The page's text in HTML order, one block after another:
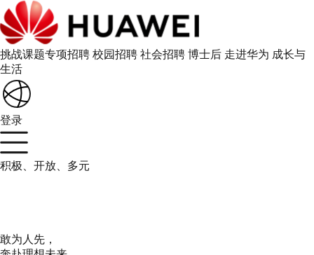
挑战课题专项招聘 校园招聘 社会招聘 博士后 走进华为 成长与
生活
登录
积极、开放、多元
敢为人先，